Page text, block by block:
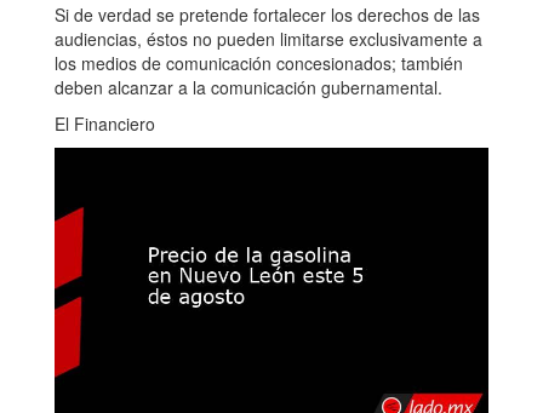
Si de verdad se pretende fortalecer los derechos de las
audiencias, éstos no pueden limitarse exclusivamente a
los medios de comunicación concesionados; también
deben alcanzar a la comunicación gubernamental.
El Financiero